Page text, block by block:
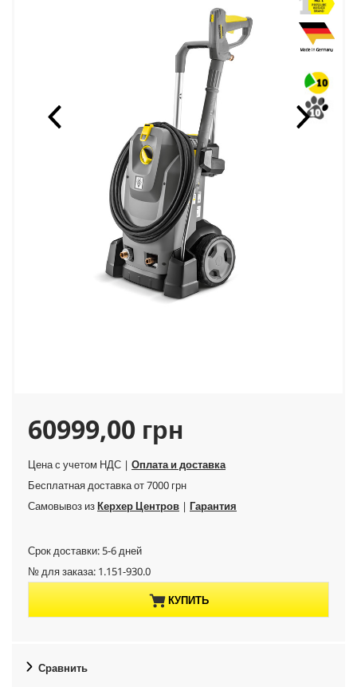
C
u
r
e
n
p
60999,00 грн
Цена с учетом НДС | Оплата и доставка
Бесплатная доставка от 7000 грн
Самовывоз изКерхер Центров | Гарантия
Срок доставки: 5-6 дней
№ для заказа: 1.151-930.0
КУПИТЬ
Сравнить